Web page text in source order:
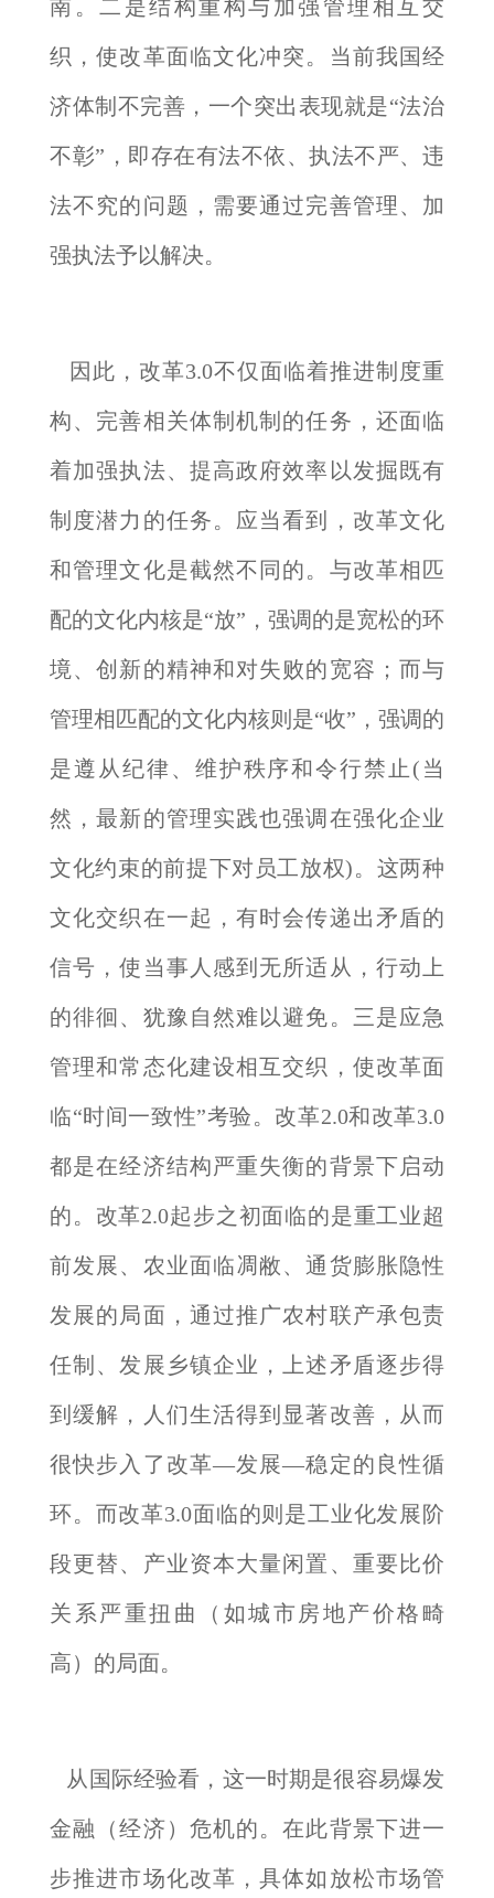
南。二是结构重构与加强管理相互交
织，使改革面临文化冲突。当前我国经
济体制不完善，一个突出表现就是“法治
不彰”，即存在有法不依、执法不严、违
法不究的问题，需要通过完善管理、加
强执法予以解决。
因此，改革3.0不仅面临着推进制度重
构、完善相关体制机制的任务，还面临
着加强执法、提高政府效率以发掘既有
制度潜力的任务。应当看到，改革文化
和管理文化是截然不同的。与改革相匹
配的文化内核是“放”，强调的是宽松的环
境、创新的精神和对失败的宽容；而与
管理相匹配的文化内核则是“收”，强调的
是遵从纪律、维护秩序和令行禁止(当
然，最新的管理实践也强调在强化企业
文化约束的前提下对员工放权)。这两种
文化交织在一起，有时会传递出矛盾的
信号，使当事人感到无所适从，行动上
的徘徊、犹豫自然难以避免。三是应急
管理和常态化建设相互交织，使改革面
临“时间一致性”考验。改革2.0和改革3.0
都是在经济结构严重失衡的背景下启动
的。改革2.0起步之初面临的是重工业超
前发展、农业面临凋敝、通货膨胀隐性
发展的局面，通过推广农村联产承包责
任制、发展乡镇企业，上述矛盾逐步得
到缓解，人们生活得到显著改善，从而
很快步入了改革—发展—稳定的良性循
环。而改革3.0面临的则是工业化发展阶
段更替、产业资本大量闲置、重要比价
关系严重扭曲（如城市房地产价格畸
高）的局面。
从国际经验看，这一时期是很容易爆发
金融（经济）危机的。在此背景下进一
步推进市场化改革，具体如放松市场管